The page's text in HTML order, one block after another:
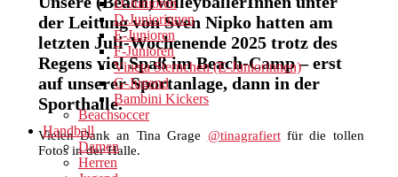
D-Junioren
D-Juniorinnen
E-Junioren
F-Junioren
Vineta Sternchen (E-Juniorinnen)
G-Jugend
Bambini Kickers
Beachsoccer
Handball
Damen
Herren
der Leitung von Sven Nipko hatten am
letzten Juli-Wochenende 2025 trotz des
Regens viel Spaß im Beach-Camp – erst
auf unserer Sportanlage, dann in der
Sporthalle.
Vielen Dank an Tina Grage @tinagrafiertfür die tollen
Fotos in der Halle.